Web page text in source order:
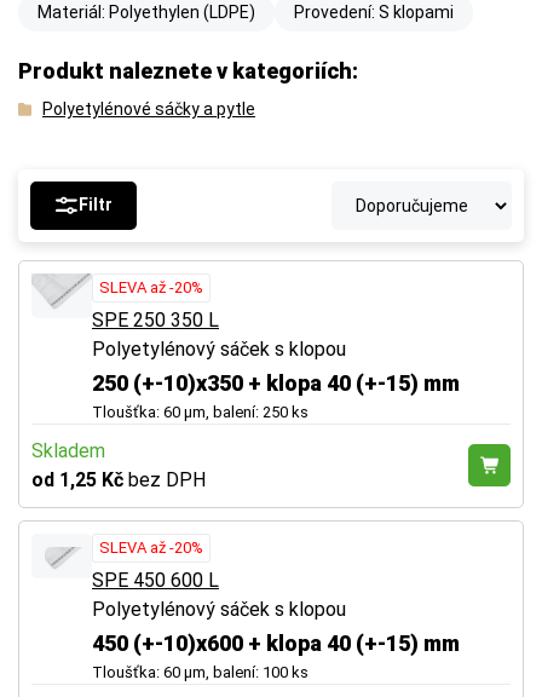
Materiál: Polyethylen (LDPE) Provedení: S klopami
Produkt naleznete v kategoriích:
Polyetylénové sáčky a pytle
Filtr
SLEVA až -20%
SPE 250 350 L
Polyetylénový sáček s klopou
250 (+-10)x350 + klopa 40 (+-15) mm
Tloušťka: 60 µm, balení: 250 ks
Skladem
od 1,25 Kč bez DPH
SLEVA až -20%
SPE 450 600 L
Polyetylénový sáček s klopou
450 (+-10)x600 + klopa 40 (+-15) mm
Tloušťka: 60 µm, balení: 100 ks